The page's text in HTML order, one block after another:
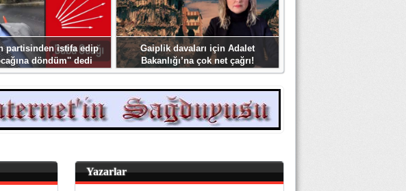
partisinden istifa edip
döndüm'' dedi
Gaiplik davaları için Adalet
Bakanlığı’na çok net çağrı!
Yazarlar